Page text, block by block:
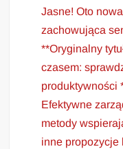
Jasne! Oto
zachowująca
**Oryginalny
czasem:
produktywności
Efektywne
metody
inne propozycje